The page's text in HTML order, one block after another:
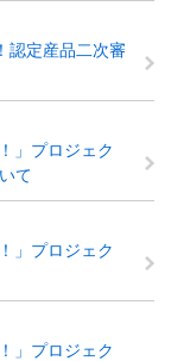
認定産品二次審
」プロジェク
て
」プロジェク
」プロジェク